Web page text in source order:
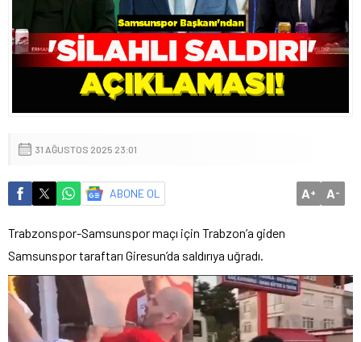
31 AĞUSTOS 2025 23:01
ABONE OL A+ A-
Trabzonspor-Samsunspor maçı için Trabzon’a giden
Samsunspor taraftarı Giresun’da saldırıya uğradı.